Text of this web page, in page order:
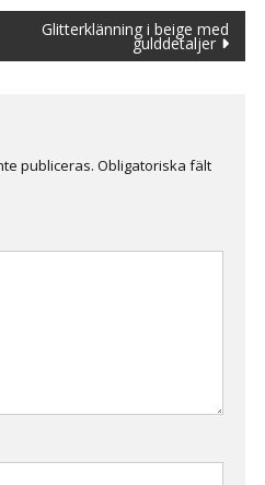
Glitterklänning i beige med
gulddetaljer
publiceras. Obligatoriska fält